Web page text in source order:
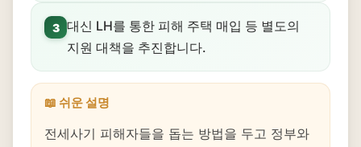
3 대신 LH를 통한 피해 주택 매입 등 별도의
지원 대책을 추진합니다.
📖 쉬운 설명
전세사기 피해자들을 돕는 방법을 두고 정부와